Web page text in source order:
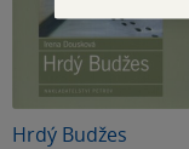
Hrdý Budžes